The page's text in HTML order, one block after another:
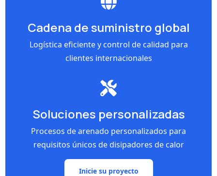
Cadena de suministro global
Logística eficiente y control de calidad para
clientes internacionales
Soluciones personalizadas
Procesos de arenado personalizados para
requisitos únicos de disipadores de calor
Inicie su proyecto